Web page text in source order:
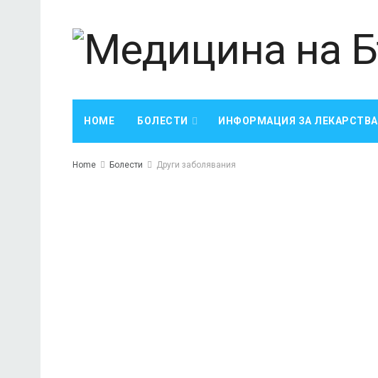
HOME БОЛЕСТИ ИНФОРМАЦИЯ ЗА ЛЕКАРСТВА
Home Болести Други заболявания